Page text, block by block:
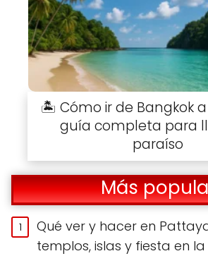
🏝️ Cómo ir de Bangkok a
guía completa para
paraíso
Más
Qué ver y hacer en
templos, islas y fiesta en